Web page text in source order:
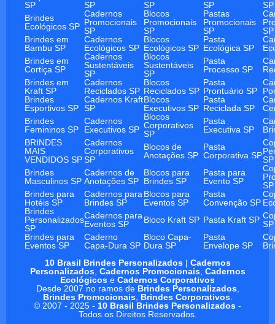
SP
SP
SP
SP
SP
Brindes
Ecológicos SP
Cadernos
Promocionais
SP
Blocos
Promocionais
SP
Pastas
Promocionais
SP
SP
Brindes em
Bambu SP
Cadernos
Ecológicos SP
Blocos
Ecológicos SP
Pasta
Ecológica SP
Brindes em
Cortiça SP
Cadernos
Sustentáveis
SP
Blocos
Sustentáveis
SP
Pasta
Processo SP
Brindes em
Kraft SP
Cadernos
Reciclados SP
Blocos
Reciclados SP
Pasta
Prontuário SP
Brindes
Esportivos SP
Cadernos Kraft
SP
Blocos
Executivos SP
Pasta
Reciclada SP
Brindes
Femininos SP
Cadernos
Executivos SP
Blocos
Corporativos
SP
Pasta
Executiva SP
BRINDES
MAIS
VENDIDOS SP
Cadernos
Corporativos
SP
Blocos de
Anotações SP
Pasta
Corporativa SPSP
Brindes
Masculinos SP
Cadernos de
Anotações SP
Blocos para
Brindes SP
Pasta para
Evento SP
SP
Brindes para
Hotéis SP
Cadernos para
Brindes SP
Blocos para
Eventos SP
Pasta
Convenção SP
Brindes
Personalizados
SP
Cadernos para
Eventos SP
Bloco Kraft SP Pasta Kraft SP SP
Brindes para
Eventos SP
Caderno
Capa-Dura SP
Bloco Capa-
Dura SP
Pasta
Envelope SP
10 Brasil Brindes Personalizados| Cadernos
Personalizados, Cadernos Promocionais, Cadernos
Ecológicos e Cadernos Corporativos
Desde 2007 no ramos de Brindes Personalizados,
Brindes Promocionais, Brindes Corporativos.
© 2007 - 2025 - 10 Brasil Brindes Personalizados -
Todos os Direitos Reservados.